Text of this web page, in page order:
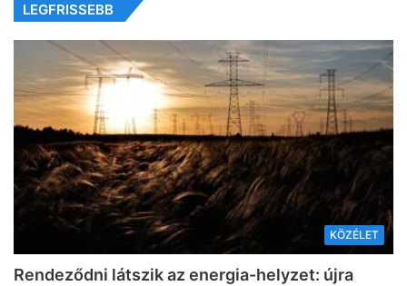
LEGFRISSEBB
KÖZÉLET
Rendeződni látszik az energia-helyzet: újra